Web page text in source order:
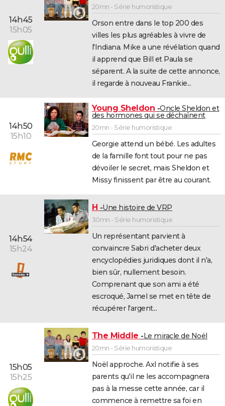
14h45
15h05
20mn - Série humoristique
Orson entre dans le top 200 des
villes les plus agréables à vivre de
l'Indiana. Mike a une révélation quand
il apprend que Bill et Paula se
séparent. A la suite de cette annonce,
il regarde à nouveau Frankie...
14h50
15h10
Young Sheldon Oncle Sheldon et
des hormones qui se déchaînent
20mn - Série humoristique
Georgie attend un bébé. Les adultes
de la famille font tout pour ne pas
dévoiler le secret, mais Sheldon et
Missy finissent par être au courant.
14h54
15h24
H Une histoire de VRP
30mn - Série humoristique
Un représentant parvient à
convaincre Sabri d'acheter deux
encyclopédies juridiques dont il n'a,
bien sûr, nullement besoin.
Comprenant que son ami a été
escroqué, Jamel se met en tête de
récupérer l'argent...
15h05
15h25
The Middle Le miracle de Noël
20mn - Série humoristique
Noël approche. Axl notifie à ses
parents qu'il ne les accompagnera
pas à la messe cette année, car il
commence à remettre sa foi en